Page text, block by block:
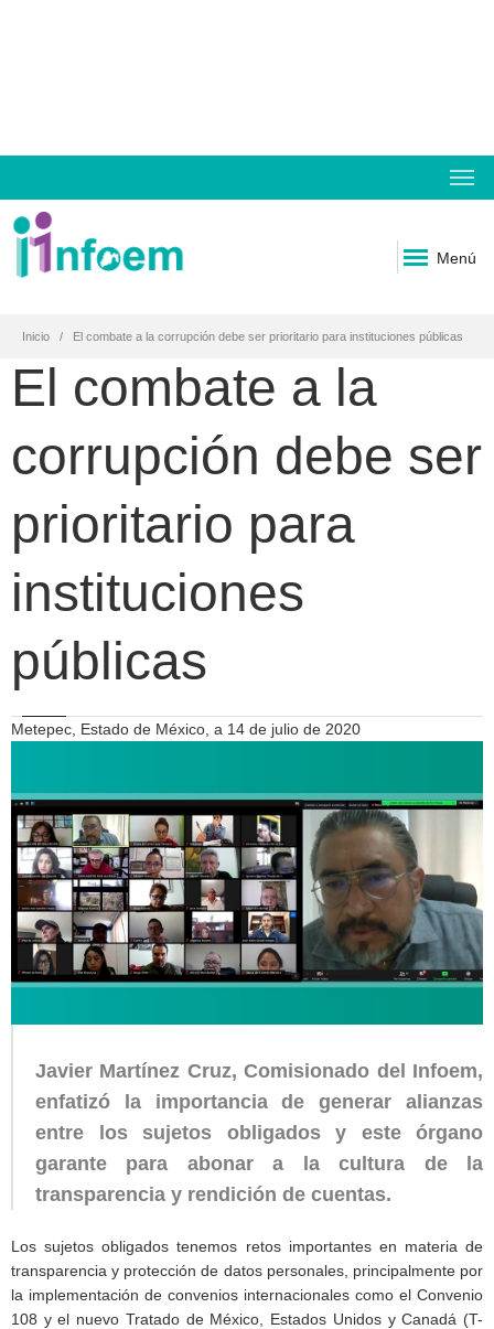
Menú
Inicio El combate a la corrupción debe ser prioritario para instituciones públicas
El combate a la
corrupción debe ser
prioritario para
instituciones
públicas
Metepec, Estado de México, a 14 de julio de 2020
Javier Martínez Cruz, Comisionado del Infoem,
enfatizó la importancia de generar alianzas
entre los sujetos obligados y este órgano
garante para abonar a la cultura de la
transparencia y rendición de cuentas.
Los sujetos obligados tenemos retos importantes en materia de
transparencia y protección de datos personales, principalmente por
la implementación de convenios internacionales como el Convenio
108 y el nuevo Tratado de México, Estados Unidos y Canadá (T-